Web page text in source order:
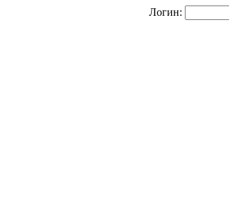
Логин: